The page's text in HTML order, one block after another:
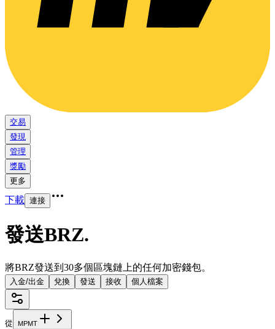
交易
發現
管理
獎勵
更多
下載 連接
發送BRZ.
將BRZ發送到30多個區塊鏈上的任何加密錢包。
入金/出金 兌換 發送 接收 個人檔案
從 MPMT